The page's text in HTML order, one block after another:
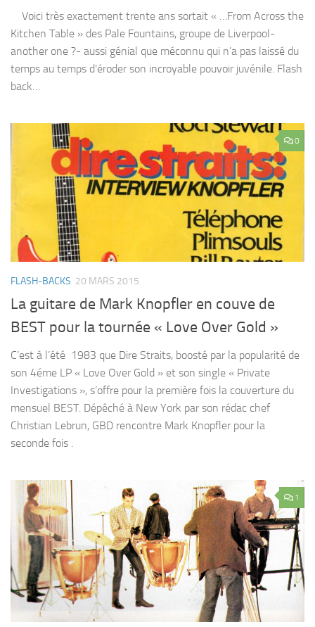
Voici très exactement trente ans sortait « …From Across the
Kitchen Table » des Pale Fountains, groupe de Liverpool-
another one ?- aussi génial que méconnu qui n’a pas laissé du
temps au temps d’éroder son incroyable pouvoir juvénile. Flash
back…
0
FLASH-BACKS 20 MARS 2015
La guitare de Mark Knopfler en couve de
BEST pour la tournée « Love Over Gold »
C’est à l’été 1983 que Dire Straits, boosté par la popularité de
son 4éme LP « Love Over Gold » et son single « Private
Investigations », s’offre pour la première fois la couverture du
mensuel BEST. Dépêché à New York par son rédac chef
Christian Lebrun, GBD rencontre Mark Knopfler pour la
seconde fois .
1